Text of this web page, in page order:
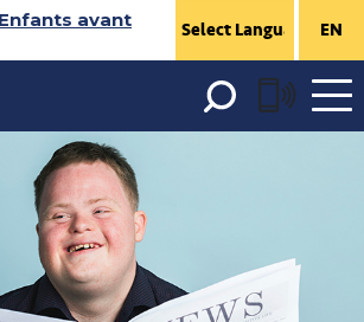
Enfants avant
EN
Open
menu